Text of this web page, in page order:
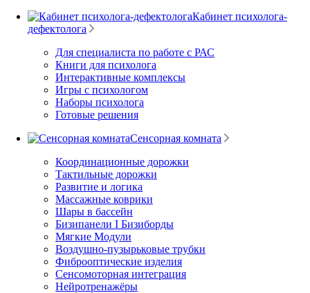
Кабинет психолога-
дефектолога
Для специалиста по работе с РАС
Книги для психолога
Интерактивные комплексы
Игры с психологом
Наборы психолога
Готовые решения
Сенсорная комната
Координационные дорожки
Тактильные дорожки
Развитие и логика
Массажные коврики
Шары в бассейн
Бизипанели I Бизиборды
Мягкие Модули
Воздушно-пузырьковые трубки
Фиброоптические изделия
Сенсомоторная интеграция
Нейротренажёры